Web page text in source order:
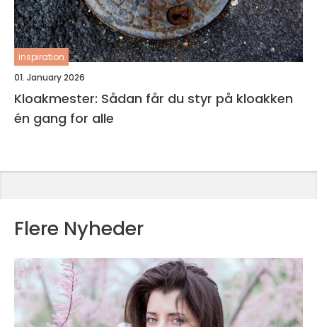
inspiration
01. January 2026
Kloakmester: Sådan får du styr på kloakken
én gang for alle
Flere Nyheder